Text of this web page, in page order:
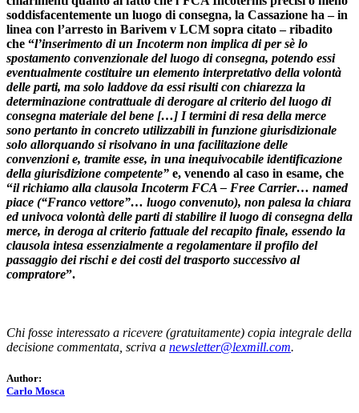
soddisfacentemente un luogo di consegna, la Cassazione ha – in
linea con l’arresto in Barivem v LCM sopra citato – ribadito
che “l’inserimento di un Incoterm non implica di per sè lo
spostamento convenzionale del luogo di consegna, potendo essi
eventualmente costituire un elemento interpretativo della volontà
delle parti, ma solo laddove da essi risulti con chiarezza la
determinazione contrattuale di derogare al criterio del luogo di
consegna materiale del bene […] I termini di resa della merce
sono pertanto in concreto utilizzabili in funzione giurisdizionale
solo allorquando si risolvano in una facilitazione delle
convenzioni e, tramite esse, in una inequivocabile identificazione
della giurisdizione competente” e, venendo al caso in esame, che
“il richiamo alla clausola Incoterm FCA – Free Carrier… named
piace (“Franco vettore”… luogo convenuto), non palesa la chiara
ed univoca volontà delle parti di stabilire il luogo di consegna della
merce, in deroga al criterio fattuale del recapito finale, essendo la
clausola intesa essenzialmente a regolamentare il profilo del
passaggio dei rischi e dei costi del trasporto successivo al
compratore”.
Chi fosse interessato a ricevere (gratuitamente) copia integrale della
decisione commentata, scriva a newsletter@lexmill.com.
Author:
Carlo Mosca